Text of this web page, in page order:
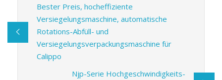
Bester Preis, hocheffiziente
Versiegelungsmaschine, automatische
Rotations-Abfüll- und
Versiegelungsverpackungsmaschine für
Calippo
Njp-Serie Hochgeschwindigkeits-